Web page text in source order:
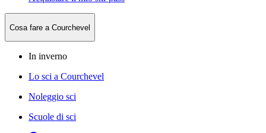
Cosa fare a Courchevel
In inverno
Lo sci a Courchevel
Noleggio sci
Scuole di sci